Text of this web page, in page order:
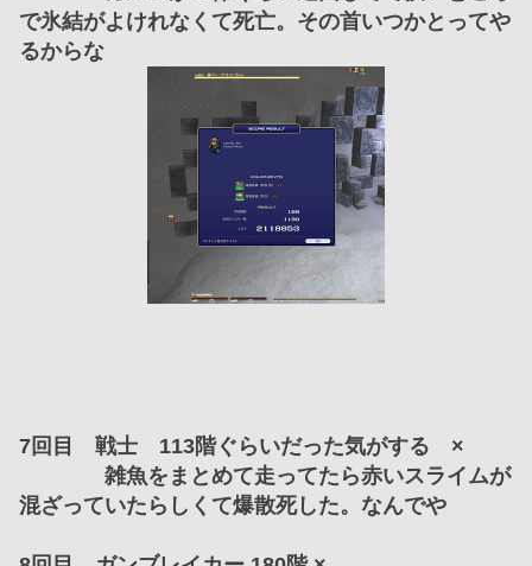
で氷結がよけれなくて死亡。その首いつかとってや
るからな
7回目　戦士　113階ぐらいだった気がする　×
雑魚をまとめて走ってたら赤いスライムが
混ざっていたらしくて爆散死した。なんでや